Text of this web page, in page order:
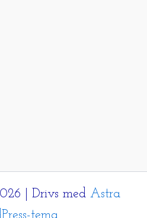
| Drivs med Astra